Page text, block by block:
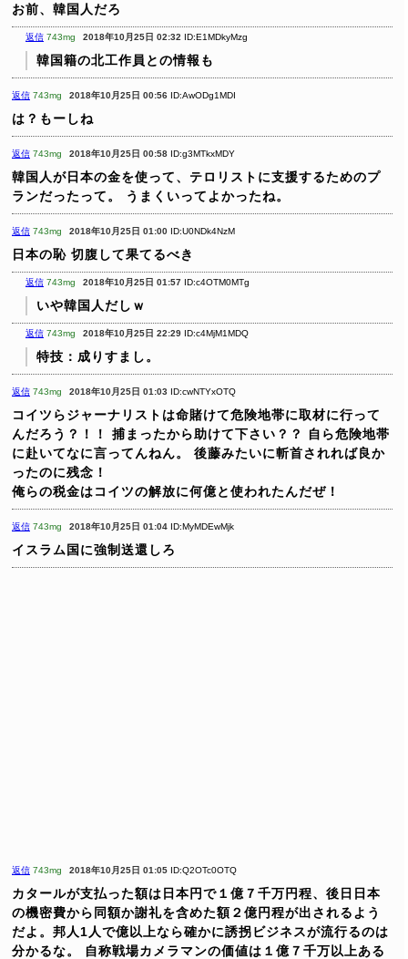
お前、韓国人だろ
返信 743mg 2018年10月25日 02:32 ID:E1MDkyMzg
韓国籍の北工作員との情報も
返信 743mg 2018年10月25日 00:56 ID:AwODg1MDI
は？もーしね
返信 743mg 2018年10月25日 00:58 ID:g3MTkxMDY
韓国人が日本の金を使って、テロリストに支援するためのプ
ランだったって。
うまくいってよかったね。
返信 743mg 2018年10月25日 01:00 ID:U0NDk4NzM
日本の恥 切腹して果てるべき
返信 743mg 2018年10月25日 01:57 ID:c4OTM0MTg
いや韓国人だしｗ
返信 743mg 2018年10月25日 22:29 ID:c4MjM1MDQ
特技：成りすまし。
返信 743mg 2018年10月25日 01:03 ID:cwNTYxOTQ
コイツらジャーナリストは命賭けて危険地帯に取材に行って
んだろう？！！
捕まったから助けて下さい？？
自ら危険地帯
に赴いてなに言ってんねん。
後藤みたいに斬首されれば良か
ったのに残念！
俺らの税金はコイツの解放に何億と使われたんだぜ！
返信 743mg 2018年10月25日 01:04 ID:MyMDEwMjk
イスラム国に強制送還しろ
返信 743mg 2018年10月25日 01:05 ID:Q2OTc0OTQ
カタールが支払った額は日本円で１億７千万円程、後日日本
の機密費から同額か謝礼を含めた額２億円程が出されるよう
だよ。邦人1人で億以上なら確かに誘拐ビジネスが流行るのは
分かるな。
自称戦場カメラマンの価値は１億７千万以上ある